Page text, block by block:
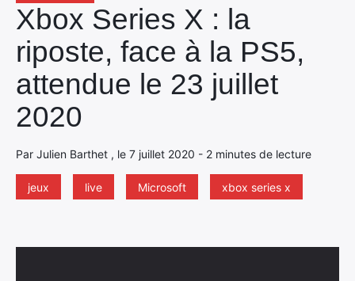
Xbox Series X : la
riposte, face à la PS5,
attendue le 23 juillet
2020
Par Julien Barthet , le 7 juillet 2020 - 2 minutes de lecture
jeux live Microsoft xbox series x